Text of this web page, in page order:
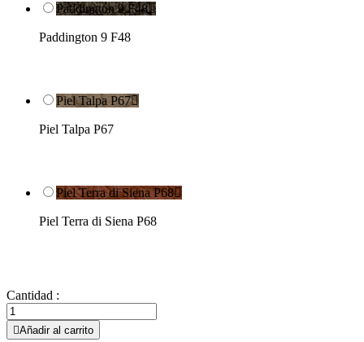
Paddington 9 F48
Paddington 9 F48
Piel Talpa P67
Piel Talpa P67
Piel Terra di Siena P68
Piel Terra di Siena P68
Cantidad :
Añadir al carrito